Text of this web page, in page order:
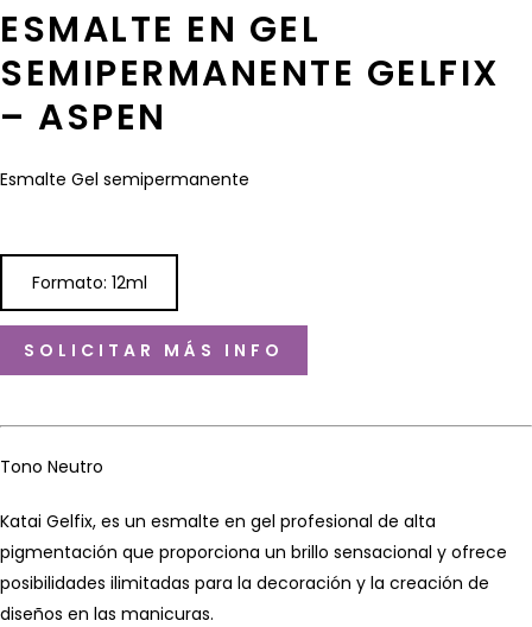
ESMALTE EN GEL
SEMIPERMANENTE GELFIX
– ASPEN
Esmalte Gel semipermanente
Formato: 12ml
SOLICITAR MÁS INFO
Tono Neutro
Katai Gelfix, es un esmalte en gel profesional de alta
pigmentación que proporciona un brillo sensacional y ofrece
posibilidades ilimitadas para la decoración y la creación de
diseños en las manicuras.